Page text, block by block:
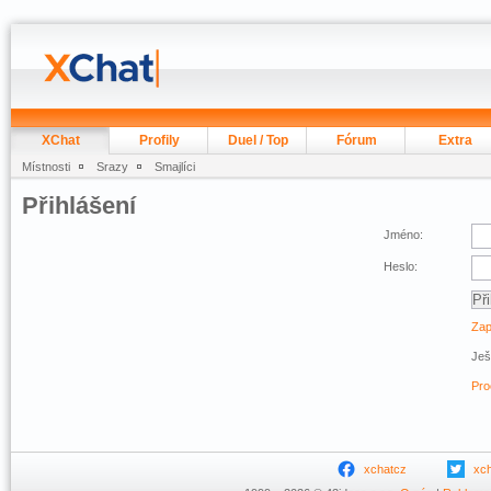
XChat Profily Duel / Top Fórum Extra
Místnosti Srazy Smajlíci
Přihlášení
Jméno:
Heslo:
xchatcz